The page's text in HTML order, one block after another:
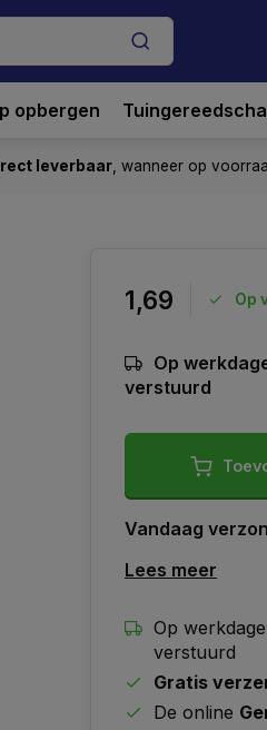
opbergen
leverbaar , wanneer op
1,69 Op
Op
verstuurd
Vandaag
Lees meer
Op
verstuurd
Gratis
De online